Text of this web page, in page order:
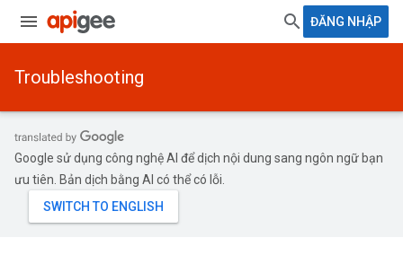
ĐĂNG NHẬP
Troubleshooting
Google sử dụng công nghệ AI để dịch nội dung sang ngôn ngữ bạn
ưu tiên. Bản dịch bằng AI có thể có lỗi.